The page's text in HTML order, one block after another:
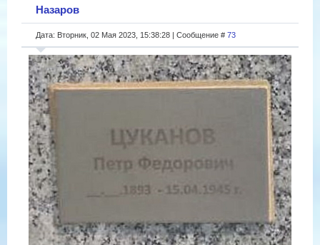
Назаров
Дата: Вторник, 02 Мая 2023, 15:38:28 | Сообщение # 73